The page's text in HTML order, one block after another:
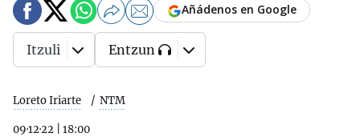
Loreto Iriarte NTM
09·12·22 18:00
Añádenos en Google
Itzuli Entzun